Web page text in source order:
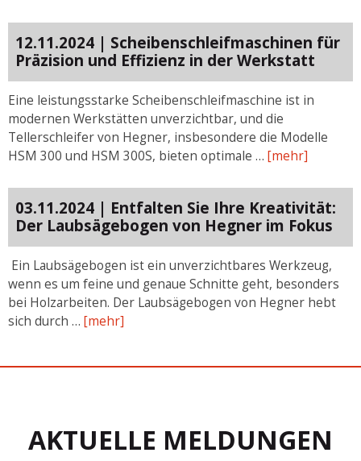
12.11.2024 | Scheibenschleifmaschinen für
Präzision und Effizienz in der Werkstatt
Eine leistungsstarke Scheibenschleifmaschine ist in
modernen Werkstätten unverzichtbar, und die
Tellerschleifer von Hegner, insbesondere die Modelle
HSM 300 und HSM 300S, bieten optimale … [mehr]
03.11.2024 | Entfalten Sie Ihre Kreativität:
Der Laubsägebogen von Hegner im Fokus
Ein Laubsägebogen ist ein unverzichtbares Werkzeug,
wenn es um feine und genaue Schnitte geht, besonders
bei Holzarbeiten. Der Laubsägebogen von Hegner hebt
sich durch … [mehr]
AKTUELLE MELDUNGEN